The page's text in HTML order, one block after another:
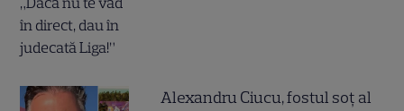
Alexandru Ciucu, fostul soț al